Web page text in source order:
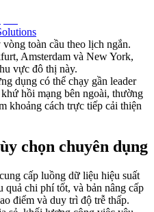
toàn cầu theo lịch ngắn.
Amsterdam và New York,
vực đô thị này.
dụng có thể chạy gần leader
hồi mạng bên ngoài, thường
khoảng cách trực tiếp cải thiện
chọn chuyên dụng
cấp luồng dữ liệu hiệu suất
chi phí tốt, và bản nâng cấp
điểm và duy trì độ trễ thấp.